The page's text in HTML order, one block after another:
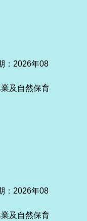
：2026年08
及自然保育
：2026年08
及自然保育